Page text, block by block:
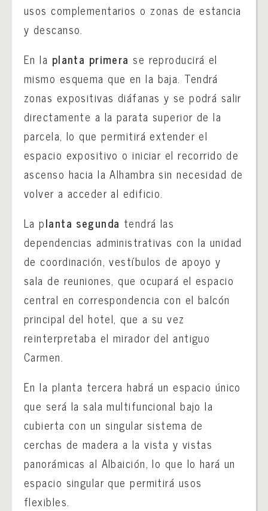
usos complementarios o zonas de estancia
y descanso.
En la planta primera se reproducirá el
mismo esquema que en la baja. Tendrá
zonas expositivas diáfanas y se podrá salir
directamente a la parata superior de la
parcela, lo que permitirá extender el
espacio expositivo o iniciar el recorrido de
ascenso hacia la Alhambra sin necesidad de
volver a acceder al edificio.
La planta segunda tendrá las
dependencias administrativas con la unidad
de coordinación, vestíbulos de apoyo y
sala de reuniones, que ocupará el espacio
central en correspondencia con el balcón
principal del hotel, que a su vez
reinterpretaba el mirador del antiguo
Carmen.
En la planta tercera habrá un espacio único
que será la sala multifuncional bajo la
cubierta con un singular sistema de
cerchas de madera a la vista y vistas
panorámicas al Albaición, lo que lo hará un
espacio singular que permitirá usos
flexibles.